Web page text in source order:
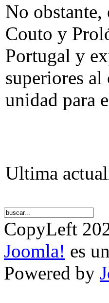
No obstante,
Couto y
Portugal y
superiores
unidad para
Ultima
CopyLeft
Joomla! es
Powered by